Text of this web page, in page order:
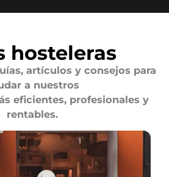
hosteleras
artículos y consejos para
a nuestros
eficientes, profesionales y
rentables.